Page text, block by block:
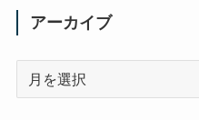
アーカイブ